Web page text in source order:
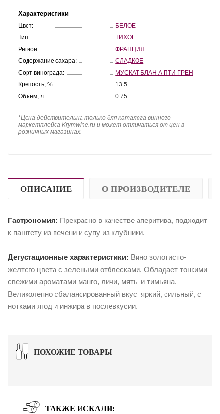
Характеристики
Цвет:
БЕЛОЕ
Тип:
ТИХОЕ
Регион:
ФРАНЦИЯ
Содержание сахара:
СЛАДКОЕ
Сорт винограда:
МУСКАТ БЛАН А ПТИ ГРЕН
Крепость, %:
13.5
Объём, л:
0.75
*Цена действительна только для каталога винного
маркетплейса Krymwine.ru и может отличаться от цен в
розничных магазинах.
ОПИСАНИЕ О ПРОИЗВОДИТЕЛЕ
Гастрономия: Прекрасно в качестве аперитива, подходит
к паштету из печени и супу из клубники.
Дегустационные характеристики: Вино золотисто-
желтого цвета с зелеными отблесками. Обладает тонкими
свежими ароматами манго, личи, мяты и тимьяна.
Великолепно сбалансированный вкус, яркий, сильный, с
нотками ягод и инжира в послевкусии.
ПОХОЖИЕ ТОВАРЫ
ТАКЖЕ ИСКАЛИ: